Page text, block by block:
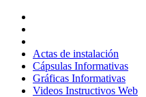
contenido
Actas de instalación
Cápsulas Informativas
Gráficas Informativas
Videos Instructivos Web